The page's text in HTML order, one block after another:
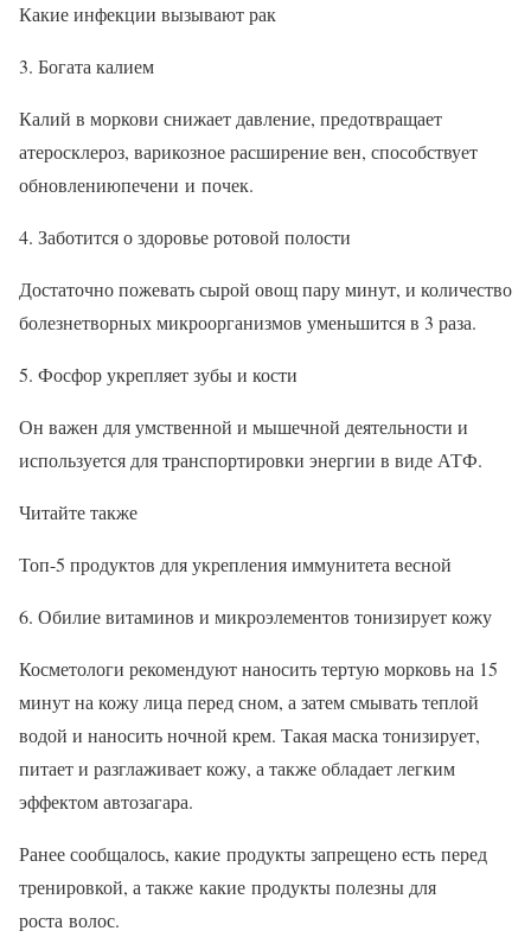
Какие инфекции вызывают рак
3. Богата калием
Калий в моркови снижает давление, предотвращает
атеросклероз, варикозное расширение вен, способствует
обновлениюпечени и почек.
4. Заботится о здоровье ротовой полости
Достаточно пожевать сырой овощ пару минут, и количество
болезнетворных микроорганизмов уменьшится в 3 раза.
5. Фосфор укрепляет зубы и кости
Он важен для умственной и мышечной деятельности и
используется для транспортировки энергии в виде АТФ.
Читайте также
Топ-5 продуктов для укрепления иммунитета весной
6. Обилие витаминов и микроэлементов тонизирует кожу
Косметологи рекомендуют наносить тертую морковь на 15
минут на кожу лица перед сном, а затем смывать теплой
водой и наносить ночной крем. Такая маска тонизирует,
питает и разглаживает кожу, а также обладает легким
эффектом автозагара.
Ранее сообщалось, какие продукты запрещено есть перед
тренировкой, а также какие продукты полезны для
роста волос.